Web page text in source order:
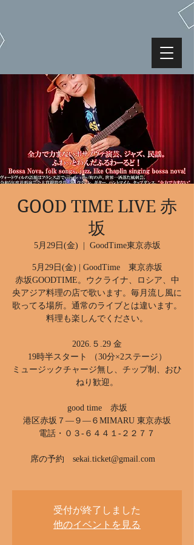
GOOD TIME LIVE 赤
坂
5月29日(金) GoodTime東京赤坂
5月29日(金) | GoodTime 東京赤坂
赤坂GOODTIME。ウクライナ、ロシア、中
央アジア料理の店で歌います。毎月流し風に
歌ってる場所。通常のライブとは違います。
料理も楽しんでください。
2026.５.29 金
19時半スタート （30分×2ステージ）
ミュージックチャージ無し、チップ制、おひ
ねり歓迎。
good time 赤坂
港区赤坂７―９―６MIMARU 東京赤坂
電話・０３-６４４１-２２７７
席の予約 sekai.ticket@gmail.com
受付が終了しました
他のイベントを見る